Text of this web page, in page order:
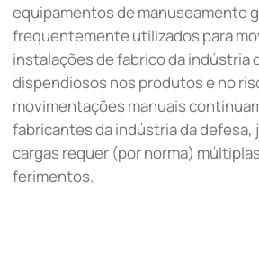
equipamentos de manuseamento
frequentemente utilizados para
instalações de fabrico da indústria
dispendiosos nos produtos e no
movimentações manuais
fabricantes da indústria da defesa,
cargas requer (por norma)
ferimentos.